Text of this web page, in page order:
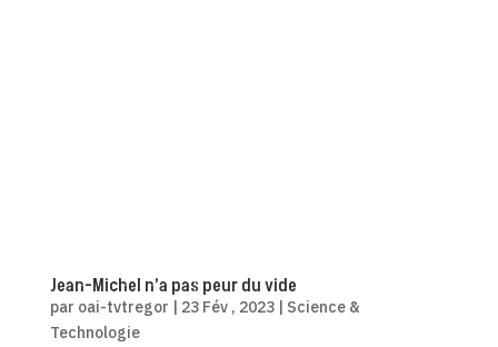
Jean-Michel n’a pas peur du vide
par oai-tvtregor | 23 Fév , 2023| Science &
Technologie